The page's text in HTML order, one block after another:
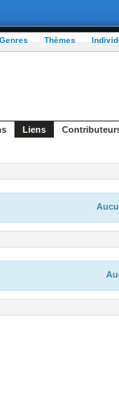
Genres Thèmes
Liens